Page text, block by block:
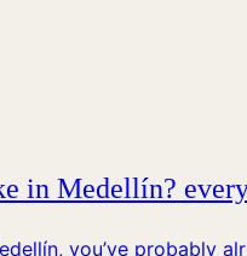
in Medellín?
you’ve probably